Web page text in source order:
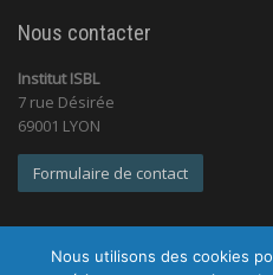
Nous contacter
Institut ISBL
7 rue Désirée
69001 LYON
Formulaire de contact
Nous utilisons des cookies